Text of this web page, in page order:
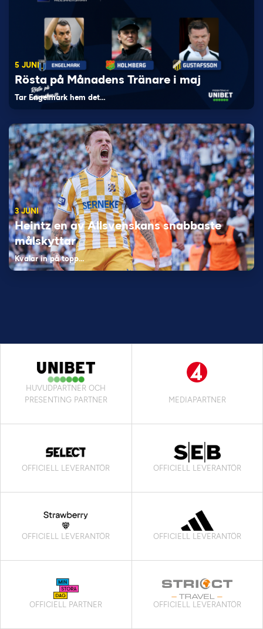
5 JUNI
Rösta på Månadens Tränare i maj
Tar Engelmark hem det…
3 JUNI
Heintz en av Allsvenskans snabbaste
målskyttar
Kvalar in på topp…
HUVUDPARTNER OCH
PRESENTING PARTNER
MEDIAPARTNER
OFFICIELL LEVERANTÖR OFFICIELL LEVERANTÖR
OFFICIELL LEVERANTÖR OFFICIELL LEVERANTÖR
OFFICIELL PARTNER OFFICIELL LEVERANTÖR